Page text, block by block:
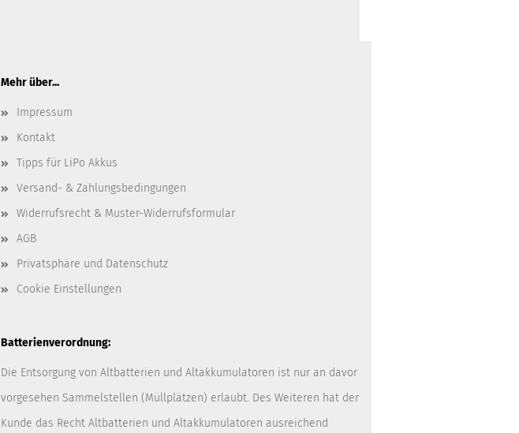
Mehr über...
Impressum
Kontakt
Tipps für LiPo Akkus
Versand- & Zahlungsbedingungen
Widerrufsrecht & Muster-Widerrufsformular
AGB
Privatsphäre und Datenschutz
Cookie Einstellungen
Batterienverordnung:
Die Entsorgung von Altbatterien und Altakkumulatoren ist nur an davor
vorgesehen Sammelstellen (Müllplätzen) erlaubt. Des Weiteren hat der
Kunde das Recht Altbatterien und Altakkumulatoren ausreichend